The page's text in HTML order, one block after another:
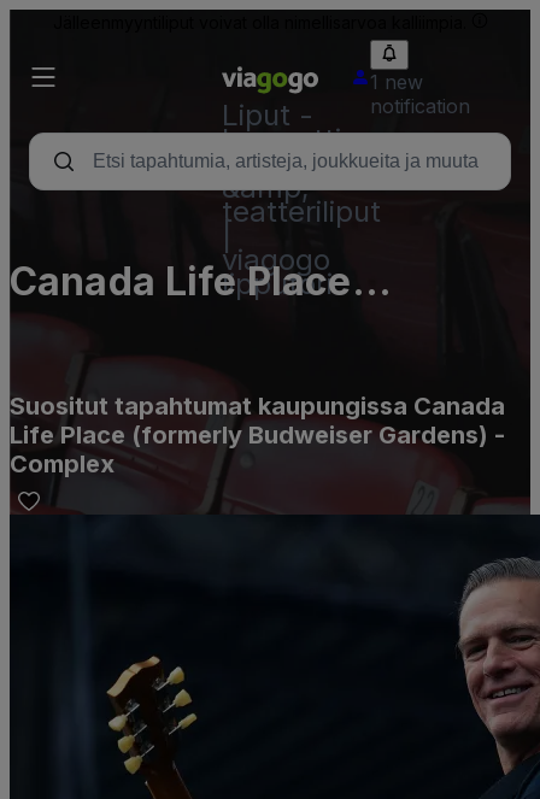
Liput -
konsertti,
urheilu
&amp;
teatteriliput
viagogo
lipputori
1 new
notification
Canada Life Place
Gardens) - Complex
Suositut tapahtumat kaupungissa Canada
Life Place (formerly Budweiser Gardens) -
Complex